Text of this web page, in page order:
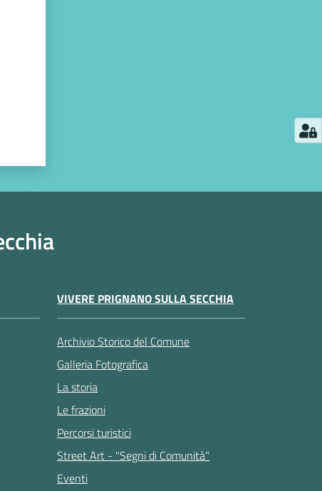
VIVERE PRIGNANO SULLA SECCHIA
Archivio Storico del Comune
Galleria Fotografica
La storia
Le frazioni
Percorsi turistici
Street Art - "Segni di Comunità"
Eventi